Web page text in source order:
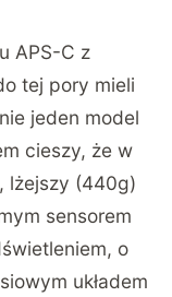
APS-C z
tej pory mieli
jeden model
cieszy, że w
lżejszy (440g)
sensorem
o
układem